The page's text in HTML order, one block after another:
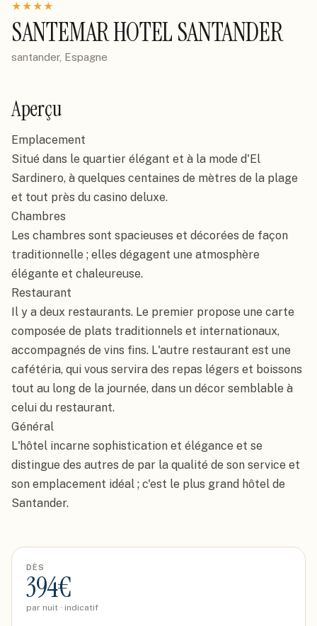
★★★★
SANTEMAR HOTEL SANTANDER
santander, Espagne
Aperçu
Emplacement
Situé dans le quartier élégant et à la mode d'El
Sardinero, à quelques centaines de mètres de la plage
et tout près du casino deluxe.
Chambres
Les chambres sont spacieuses et décorées de façon
traditionnelle ; elles dégagent une atmosphère
élégante et chaleureuse.
Restaurant
Il y a deux restaurants. Le premier propose une carte
composée de plats traditionnels et internationaux,
accompagnés de vins fins. L'autre restaurant est une
cafétéria, qui vous servira des repas légers et boissons
tout au long de la journée, dans un décor semblable à
celui du restaurant.
Général
L'hôtel incarne sophistication et élégance et se
distingue des autres de par la qualité de son service et
son emplacement idéal ; c'est le plus grand hôtel de
Santander.
DÈS
394€
par nuit · indicatif